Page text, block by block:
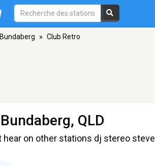
Bundaberg » Club Retro
QLD
hear on other stations dj stereo steve